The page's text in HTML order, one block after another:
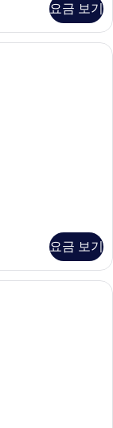
요금 보기
이즈침대 1개 (Deluxe)
요금 보기
이즈침대 1개 | 미니바,